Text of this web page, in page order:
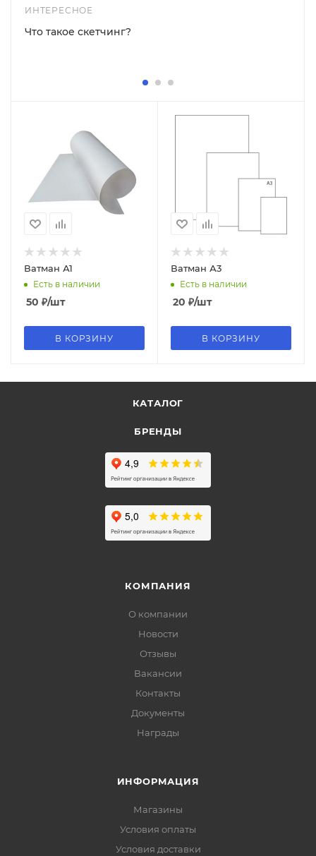
ИНТЕРЕСНОЕ
Что такое скетчинг?
Ватман А1
Есть в наличии
50 ₽/шт
В КОРЗИНУ
Ватман А3
Есть в наличии
20 ₽/шт
В КОРЗИНУ
КАТАЛОГ
БРЕНДЫ
КОМПАНИЯ
О компании
Новости
Отзывы
Вакансии
Контакты
Документы
Награды
ИНФОРМАЦИЯ
Магазины
Условия оплаты
Условия доставки